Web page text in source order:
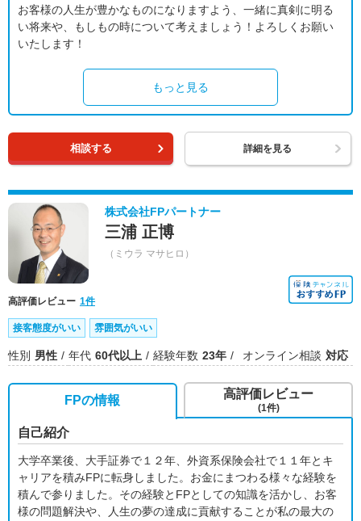
お客様の人生が豊かなものになりますよう、一緒に真剣に明る
い将来や、もしもの時について考えましょう！よろしくお願い
いたします！
もっと見る
相談する 詳細を見る
株式会社FPパートナー
三浦 正博
（ミウラ マサヒロ）
高評価レビュー 1件
接客態度がいい 雰囲気がいい
性別 男性 年代 60代以上 経験年数 23年 オンライン相談 対応
FPの情報
自己紹介
大学卒業後、大手証券で１２年、外資系保険会社で１１年とキ
ャリアを積みFPに転身しました。お金にまつわる様々な経験を
積んで参りました。その経験とFPとしての知識を活かし、お客
様の問題解決や、人生の夢の達成に貢献することが私の最大の
高評価レビュー
(1件)